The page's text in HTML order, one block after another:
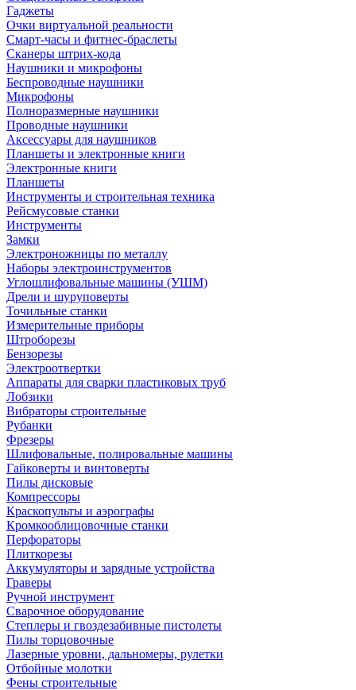
Гаджеты
Очки виртуальной реальности
Смарт-часы и фитнес-браслеты
Сканеры штрих-кода
Наушники и микрофоны
Беспроводные наушники
Микрофоны
Полноразмерные наушники
Проводные наушники
Аксессуары для наушников
Планшеты и электронные книги
Электронные книги
Планшеты
Инструменты и строительная техника
Рейсмусовые станки
Инструменты
Замки
Электроножницы по металлу
Наборы электроинструментов
Углошлифовальные машины (УШМ)
Дрели и шуруповерты
Точильные станки
Измерительные приборы
Штроборезы
Бензорезы
Электроотвертки
Аппараты для сварки пластиковых труб
Лобзики
Вибраторы строительные
Рубанки
Фрезеры
Шлифовальные, полировальные машины
Гайковерты и винтоверты
Пилы дисковые
Компрессоры
Краскопульты и аэрографы
Кромкооблицовочные станки
Перфораторы
Плиткорезы
Аккумуляторы и зарядные устройства
Граверы
Ручной инструмент
Сварочное оборудование
Степлеры и гвоздезабивные пистолеты
Пилы торцовочные
Лазерные уровни, дальномеры, рулетки
Отбойные молотки
Фены строительные